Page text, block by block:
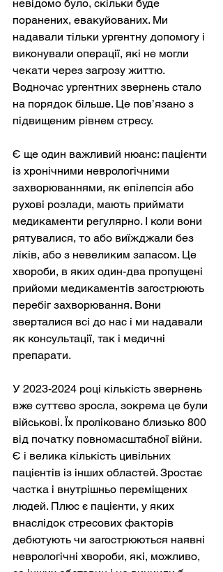
невідомо було, скільки буде
поранених, евакуйованих. Ми
надавали тільки ургентну допомогу і
виконували операції, які не могли
чекати через загрозу життю.
Водночас ургентних звернень стало
на порядок більше. Це пов’язано з
підвищеним рівнем стресу.
Є ще один важливий нюанс: пацієнти
із хронічними неврологічними
захворюваннями, як епілепсія або
рухові розлади, мають приймати
медикаменти регулярно. І коли вони
рятувалися, то або виїжджали без
ліків, або з невеликим запасом. Це
хвороби, в яких один-два пропущені
прийоми медикаментів загострюють
перебіг захворювання. Вони
зверталися всі до нас і ми надавали
як консультації, так і медичні
препарати.
У 2023-2024 році кількість звернень
вже суттєво зросла, зокрема це були
військові. Їх проліковано близько 800
від початку повномасштабної війни.
Є і велика кількість цивільних
пацієнтів із інших областей. Зростає
частка і внутрішньо переміщених
людей. Плюс є пацієнти, у яких
внаслідок стресових факторів
дебютують чи загострюються наявні
неврологічні хвороби, які, можливо,